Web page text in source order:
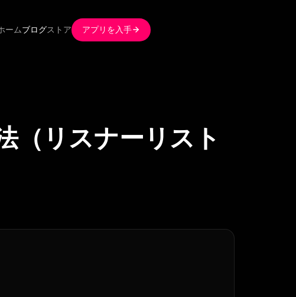
ームブログストア アプリを入手
（リスナーリスト